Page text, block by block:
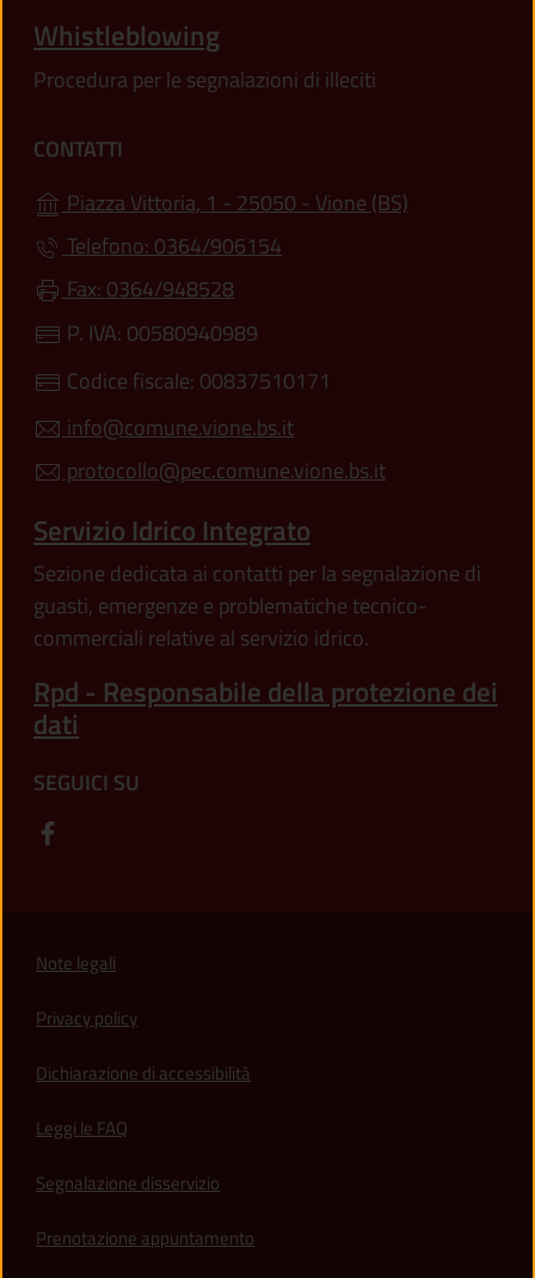
Whistleblowing
Procedura per le segnalazioni di illeciti
CONTATTI
Piazza Vittoria, 1 - 25050 - Vione (BS)
Telefono: 0364/906154
Fax: 0364/948528
P. IVA: 00580940989
Codice fiscale: 00837510171
info@comune.vione.bs.it
protocollo@pec.comune.vione.bs.it
Servizio Idrico Integrato
Sezione dedicata ai contatti per la segnalazione di
guasti, emergenze e problematiche tecnico-
commerciali relative al servizio idrico.
Rpd - Responsabile della protezione dei
dati
SEGUICI SU
Note legali
Privacy policy
Dichiarazione di accessibilità
Leggi le FAQ
Segnalazione disservizio
Prenotazione appuntamento